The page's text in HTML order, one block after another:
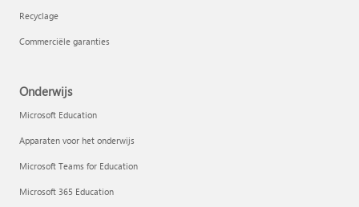
Recyclage
Commerciële garanties
Onderwijs
Microsoft Education
Apparaten voor het onderwijs
Microsoft Teams for Education
Microsoft 365 Education